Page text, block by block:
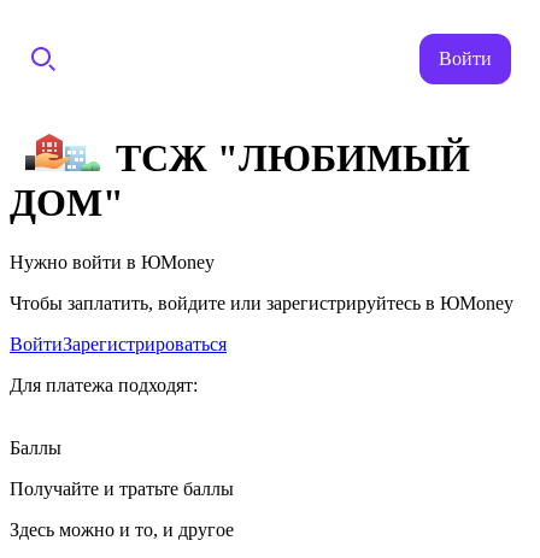
Войти
ТСЖ "ЛЮБИМЫЙ
ДОМ"
Нужно войти в ЮMoney
Чтобы заплатить, войдите или зарегистрируйтесь в ЮMoney
ВойтиЗарегистрироваться
Для платежа подходят:
Баллы
Получайте и тратьте баллы
Здесь можно и то, и другое